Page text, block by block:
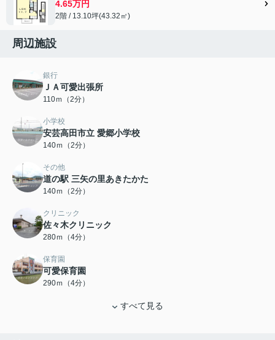
4.65万円
2階 / 13.10坪(43.32㎡)
周辺施設
銀行
ＪＡ可愛出張所
110ｍ（2分）
小学校
安芸高田市立 愛郷小学校
140ｍ（2分）
その他
道の駅 三矢の里あきたかた
140ｍ（2分）
クリニック
佐々木クリニック
280ｍ（4分）
保育園
可愛保育園
290ｍ（4分）
すべて見る